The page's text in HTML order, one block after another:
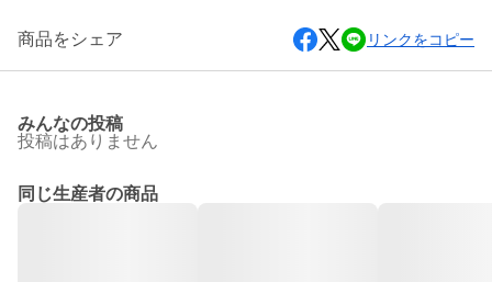
商品をシェア リンクをコピー
みんなの投稿
投稿はありません
同じ生産者の商品